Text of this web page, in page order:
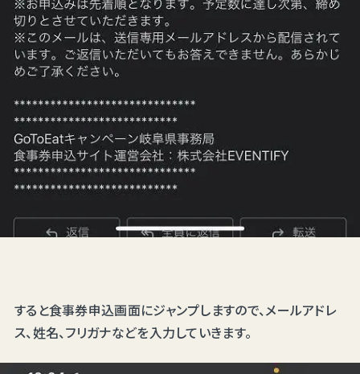
すると食事券申込画面にジャンプしますので、メールアドレ
ス、姓名、フリガナなどを入力していきます。